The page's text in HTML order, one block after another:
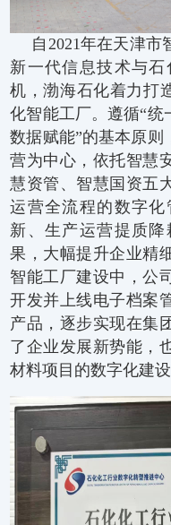
自2021年在天津
新一代信息技术与
机，渤海石化着力打
化智能工厂。遵循“统
数据赋能”的基本原则
营为中心，依托智慧
慧资管、智慧国资五
运营全流程的数字化
新、生产运营提质
果，大幅提升企业精
智能工厂建设中，公
开发并上线电子档案
产品，逐步实现在集
了企业发展新势能，
材料项目的数字化建